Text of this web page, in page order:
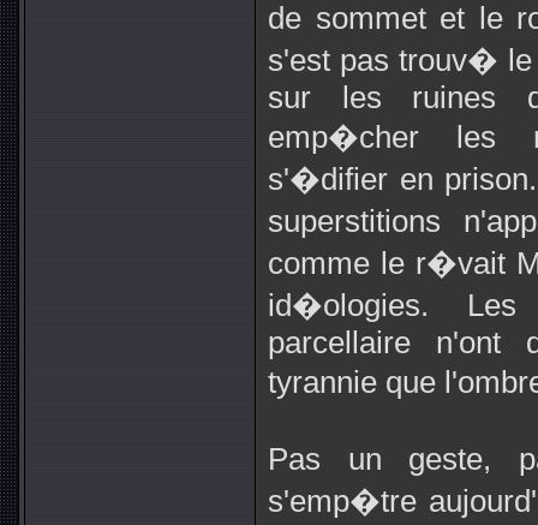
de sommet et le
s'est pas trouv�
sur les ruines
emp�cher les
s'�difier en
superstitions
comme le r�vait
id�ologies. Les
parcellaire n'ont
tyrannie que
Pas un geste,
s'emp�tre